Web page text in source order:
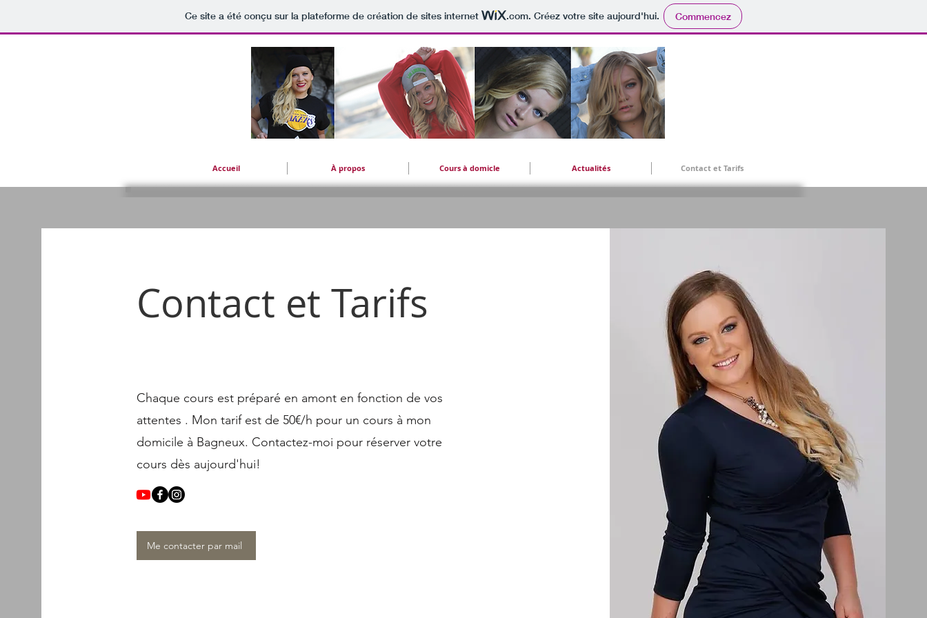
Ce site a été conçu sur la plateforme de création de sites internet .com. Créez votre site aujourd'hui. Commencez
Accueil À propos Cours à domicle Actualités Contact et Tarifs
Contact et Tarifs
Chaque cours est préparé en amont en fonction de vos
attentes . Mon tarif est de 50€/h pour un cours à mon
domicile à Bagneux. Contactez-moi pour réserver votre
cours dès aujourd'hui!
Me contacter par mail